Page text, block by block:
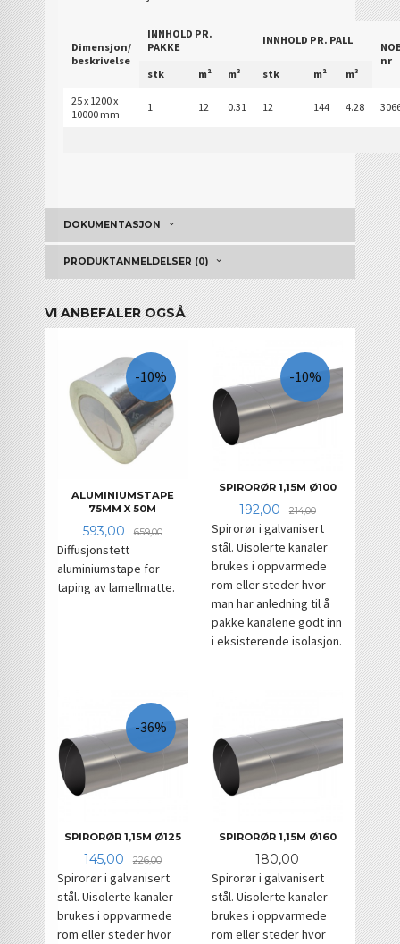
Dimensjon/
beskrivelse
INNHOLD PR.
PAKKE
INNHOLD PR. PALL
nr
stk
m² m³ stk m²
m³
25 x 1200 x
10000 mm
1 12 0.31 12 144 4.28
DOKUMENTASJON
PRODUKTANMELDELSER (0)
VI ANBEFALER OGSÅ
ALUMINIUMSTAPE
75MM X 50M
Tilbud
593,00 659,00Rabatt
-10%
Diffusjonstett
aluminiumstape for
taping av lamellmatte.
SPIRORØR 1,15M Ø100
Tilbud
192,00 214,00Rabatt
-10%
Spirorør i galvanisert
stål. Uisolerte kanaler
brukes i oppvarmede
rom eller steder hvor
man har anledning til å
pakke kanalene godt inn
i eksisterende isolasjon.
SPIRORØR 1,15M Ø125
Tilbud
145,00 226,00Rabatt
-36%
Spirorør i galvanisert
stål. Uisolerte kanaler
brukes i oppvarmede
rom eller steder hvor
SPIRORØR 1,15M Ø160
Pris
180,00
Spirorør i galvanisert
stål. Uisolerte kanaler
brukes i oppvarmede
rom eller steder hvor